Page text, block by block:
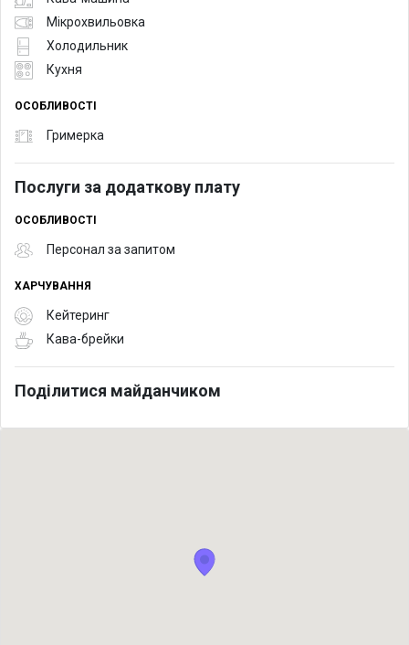
Мікрохвильовка
Холодильник
Кухня
ОСОБЛИВОСТІ
Гримерка
Послуги за додаткову плату
ОСОБЛИВОСТІ
Персонал за запитом
ХАРЧУВАННЯ
Кейтеринг
Кава-брейки
Поділитися майданчиком